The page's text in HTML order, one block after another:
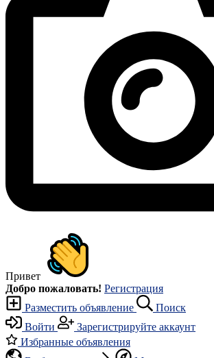
Привет
Добро пожаловать! Регистрация
Разместить объявление
Поиск
Войти
Зарегистрируйте аккаунт
Избранные объявления